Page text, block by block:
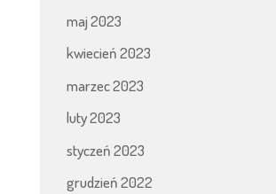
maj 2023
kwiecień 2023
marzec 2023
luty 2023
styczeń 2023
grudzień 2022